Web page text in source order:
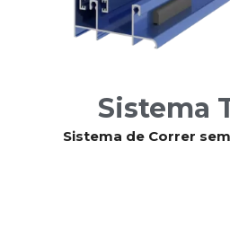
Sistema
Sistema de Correr